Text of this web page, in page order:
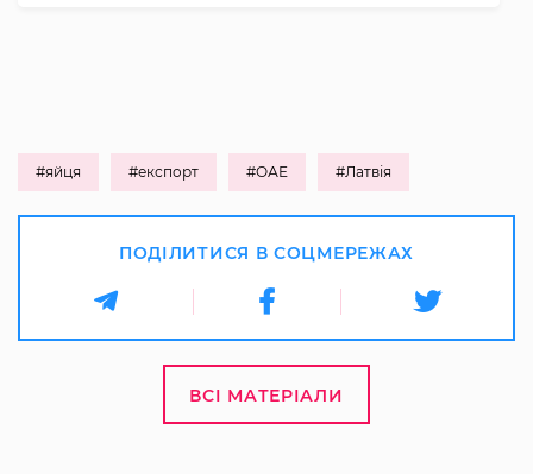
#яйця #експорт #ОАЕ #Латвія
ПОДІЛИТИСЯ В СОЦМЕРЕЖАХ
ВСІ МАТЕРІАЛИ